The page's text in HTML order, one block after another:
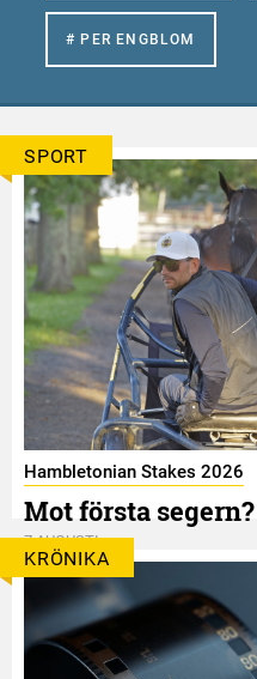
# PER ENGBLOM
SPORT
Hambletonian Stakes 2026
Mot första segern?
7 AUGUSTI
KRÖNIKA